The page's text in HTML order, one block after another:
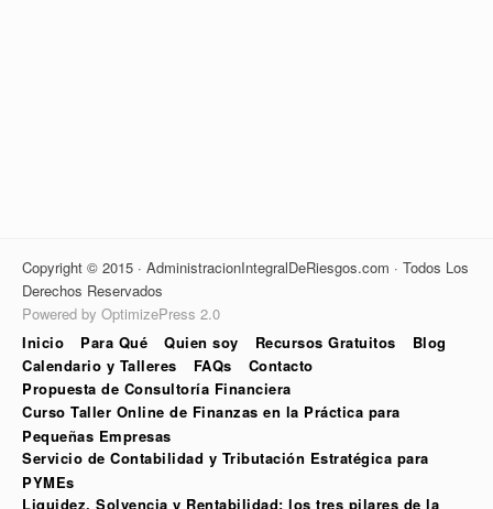
Copyright © 2015 · AdministracionIntegralDeRiesgos.com · Todos Los
Derechos Reservados
Powered by OptimizePress 2.0
Inicio
Para Qué Quien soy Recursos Gratuitos
Blog
Calendario y Talleres
FAQs
Contacto
Propuesta de Consultoría Financiera
Curso Taller Online de Finanzas en la Práctica para
Pequeñas Empresas
Servicio de Contabilidad y Tributación Estratégica para
PYMEs
Liquidez, Solvencia y Rentabilidad: los tres pilares de la